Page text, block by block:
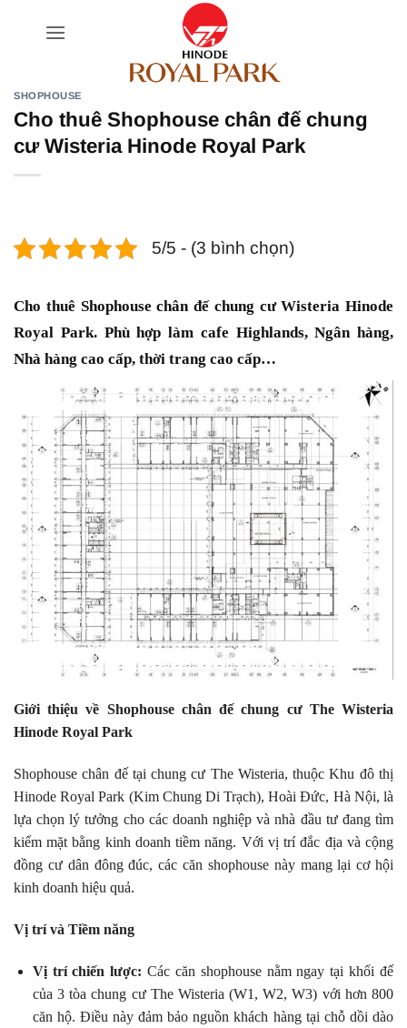
SHOPHOUSE
Cho thuê Shophouse chân đế chung
cư Wisteria Hinode Royal Park
5/5 - (3 bình chọn)
Cho thuê Shophouse chân đế chung cư Wisteria Hinode
Royal Park. Phù hợp làm cafe Highlands, Ngân hàng,
Nhà hàng cao cấp, thời trang cao cấp…
Giới thiệu về Shophouse chân đế chung cư The Wisteria
Hinode Royal Park
Shophouse chân đế tại chung cư The Wisteria, thuộc Khu đô thị
Hinode Royal Park (Kim Chung Di Trạch), Hoài Đức, Hà Nội, là
lựa chọn lý tưởng cho các doanh nghiệp và nhà đầu tư đang tìm
kiếm mặt bằng kinh doanh tiềm năng. Với vị trí đắc địa và cộng
đồng cư dân đông đúc, các căn shophouse này mang lại cơ hội
kinh doanh hiệu quả.
Vị trí và Tiềm năng
Vị trí chiến lược: Các căn shophouse nằm ngay tại khối đế
của 3 tòa chung cư The Wisteria (W1, W2, W3) với hơn 800
căn hộ. Điều này đảm bảo nguồn khách hàng tại chỗ dồi dào